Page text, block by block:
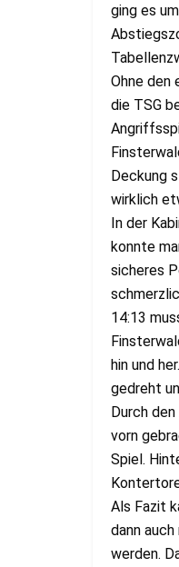
ging es
Ohne den
die TSG
Deckung
wirklich
In der
konnte
sicheres
14:13
hin und
gedreht
Durch
vorn
Spiel.
Als Fazit
dann
werden.